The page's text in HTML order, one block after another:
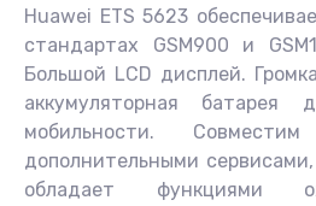
Huawei ETS 5623
стандартах GSM900 и
Большой LCD дисплей.
аккумуляторная
мобильности.
дополнительными
обладает функциями